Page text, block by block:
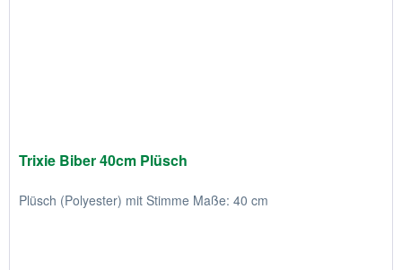
Trixie Biber 40cm Plüsch
Plüsch (Polyester) mit Stimme Maße: 40 cm